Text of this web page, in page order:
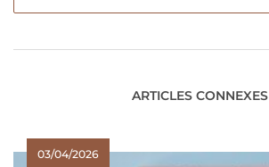
ARTICLES CONNEXES
03/04/2026